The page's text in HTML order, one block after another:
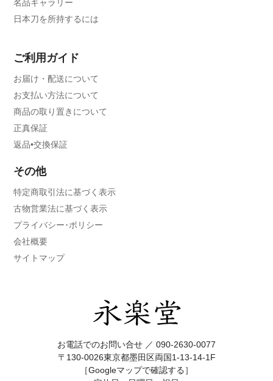
名品ギャラリー
日本刀を所持するには
ご利用ガイド
お届け・配送について
お支払い方法について
商品の取り置きについて
正真保証
返品•交換保証
その他
特定商取引法に基づく表示
古物営業法に基づく表示
プライバシー･ポリシー
会社概要
サイトマップ
お電話でのお問い合せ ／ 090-2630-0077
〒130-0026東京都墨田区両国1-13-14-1F
［Googleマップで確認する］